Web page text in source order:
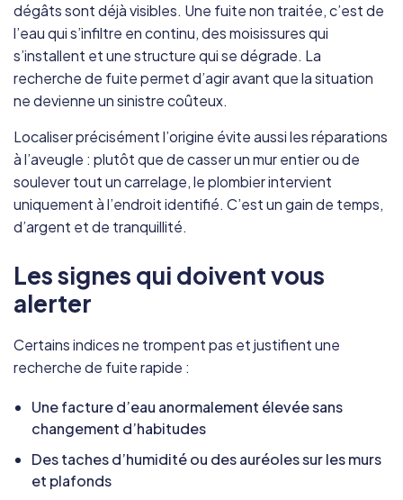
dégâts sont déjà visibles. Une fuite non traitée, c’est de
l’eau qui s’infiltre en continu, des moisissures qui
s’installent et une structure qui se dégrade. La
recherche de fuite permet d’agir avant que la situation
ne devienne un sinistre coûteux.
Localiser précisément l’origine évite aussi les réparations
à l’aveugle : plutôt que de casser un mur entier ou de
soulever tout un carrelage, le plombier intervient
uniquement à l’endroit identifié. C’est un gain de temps,
d’argent et de tranquillité.
Les signes qui doivent vous
alerter
Certains indices ne trompent pas et justifient une
recherche de fuite rapide :
Une facture d’eau anormalement élevée sans
changement d’habitudes
Des taches d’humidité ou des auréoles sur les murs
et plafonds